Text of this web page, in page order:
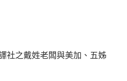
社之戴姓老闆與美加、五姊